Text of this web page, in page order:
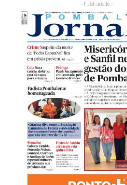
- Publicidade -